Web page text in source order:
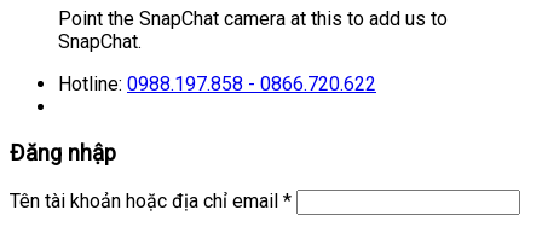
Point the SnapChat camera at this to add us to
SnapChat.
Hotline: 0988.197.858 - 0866.720.622
Đăng nhập
Tên tài khoản hoặc địa chỉ email *